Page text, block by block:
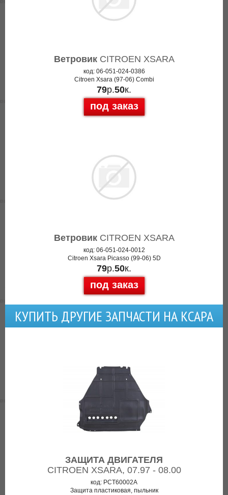
ВетровикCITROEN XSARA
код: 06-051-024-0386
Citroen Xsara (97-06) Combi
79р.50к.
под заказ
ВетровикCITROEN XSARA
код: 06-051-024-0012
Citroen Xsara Picasso (99-06) 5D
79р.50к.
под заказ
КУПИТЬ ДРУГИЕ ЗАПЧАСТИ НА КСАРА
ЗАЩИТА ДВИГАТЕЛЯ
CITROEN XSARA, 07.97 - 08.00
код: PCT60002A
Защита пластиковая, пыльник